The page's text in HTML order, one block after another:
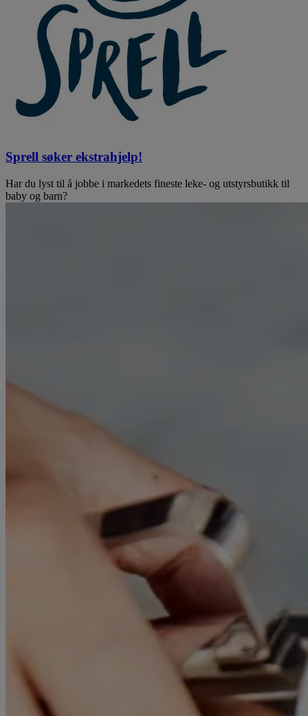
Sprell søker ekstrahjelp!
Har du lyst til å jobbe i markedets fineste leke- og utstyrsbutikk til
baby og barn?